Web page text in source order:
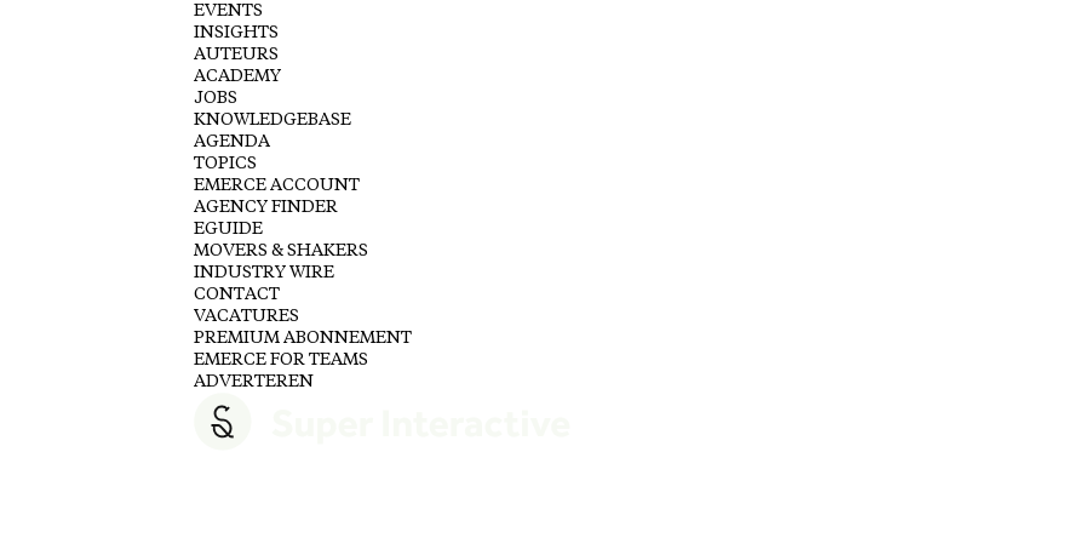
EVENTS
INSIGHTS
AUTEURS
ACADEMY
JOBS
KNOWLEDGEBASE
AGENDA
TOPICS
EMERCE ACCOUNT
AGENCY FINDER
EGUIDE
MOVERS & SHAKERS
INDUSTRY WIRE
CONTACT
VACATURES
PREMIUM ABONNEMENT
EMERCE FOR TEAMS
ADVERTEREN